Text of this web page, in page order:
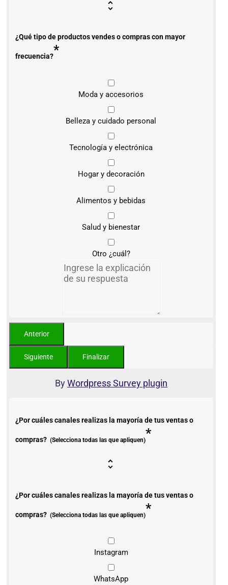
¿Qué tipo de productos vendes o compras con mayor
frecuencia?*
Moda y accesorios
Belleza y cuidado personal
Tecnología y electrónica
Hogar y decoración
Alimentos y bebidas
Salud y bienestar
Otro ¿cuál?
ByWordpress Survey plugin
¿Por cuáles canales realizas la mayoría de tus ventas o
compras? (Selecciona todas las que apliquen)*
¿Por cuáles canales realizas la mayoría de tus ventas o
compras? (Selecciona todas las que apliquen)*
Instagram
WhatsApp